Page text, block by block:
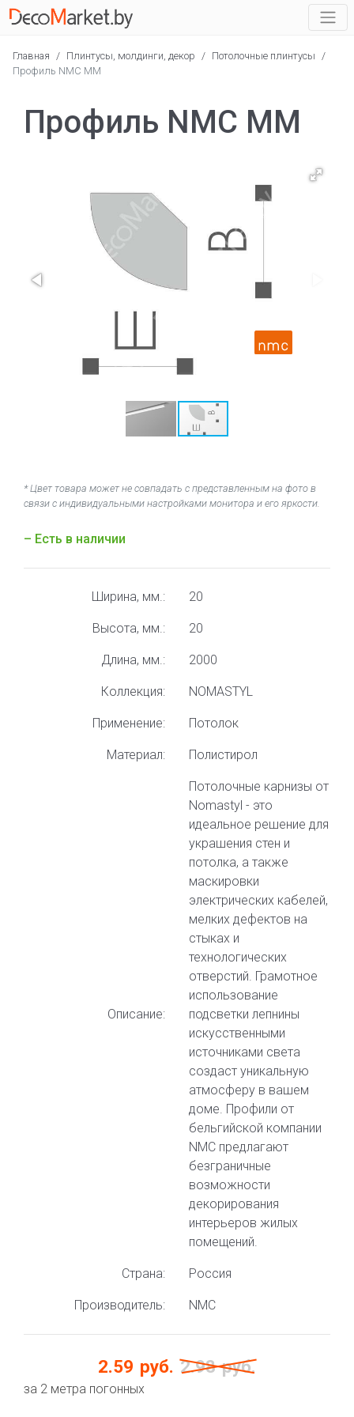
Главная / Плинтусы, молдинги, декор / Потолочные плинтусы /
Профиль NMC MM
Профиль NMC MM
* Цвет товара может не совпадать с представленным на фото в
связи с индивидуальными настройками монитора и его яркости.
– Есть в наличии
Ширина, мм.: 20
Высота, мм.: 20
Длина, мм.: 2000
Коллекция: NOMASTYL
Применение: Потолок
Материал: Полистирол
Описание:
Потолочные карнизы от
Nomastyl - это
идеальное решение для
украшения стен и
потолка, а также
маскировки
электрических кабелей,
мелких дефектов на
стыках и
технологических
отверстий. Грамотное
использование
подсветки лепнины
искусственными
источниками света
создаст уникальную
атмосферу в вашем
доме. Профили от
бельгийской компании
NMC предлагают
безграничные
возможности
декорирования
интерьеров жилых
помещений.
Страна: Россия
Производитель: NMC
2.59 руб. 2.98 руб.
за 2 метра погонных